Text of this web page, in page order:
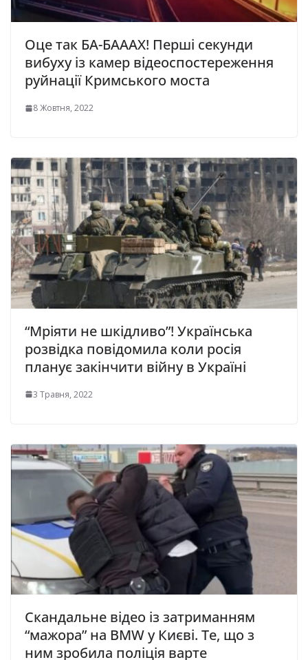
Оце так БА-БАААХ! Перші секунди
вибуху із камер відеоспостереження
руйнації Кримського моста
8 Жовтня, 2022
“Мріяти не шкідливо”! Українська
розвідка повідомила коли росія
планує закінчити війну в Україні
3 Травня, 2022
Скандальне відео із затриманням
“мажора” на BMW у Києві. Те, що з
ним зробила поліція варте